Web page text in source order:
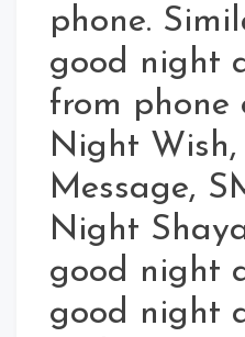
phone.
good night
from phone
Night
Message,
Night
good night
good night